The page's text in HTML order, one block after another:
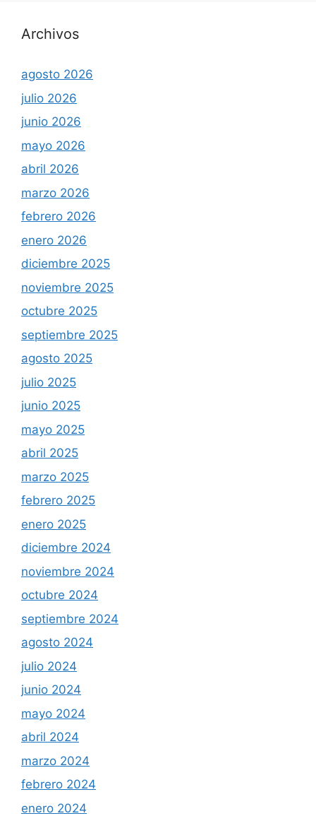
Archivos
agosto 2026
julio 2026
junio 2026
mayo 2026
abril 2026
marzo 2026
febrero 2026
enero 2026
diciembre 2025
noviembre 2025
octubre 2025
septiembre 2025
agosto 2025
julio 2025
junio 2025
mayo 2025
abril 2025
marzo 2025
febrero 2025
enero 2025
diciembre 2024
noviembre 2024
octubre 2024
septiembre 2024
agosto 2024
julio 2024
junio 2024
mayo 2024
abril 2024
marzo 2024
febrero 2024
enero 2024